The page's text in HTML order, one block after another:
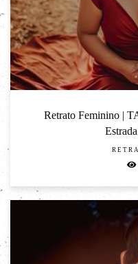
Retrato Feminino |